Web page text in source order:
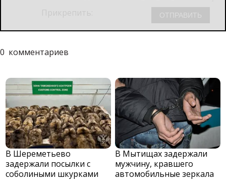
0 комментариев
В Шереметьево
задержали посылки с
соболиными шкурками
В Мытищах задержали
мужчину, кравшего
автомобильные зеркала